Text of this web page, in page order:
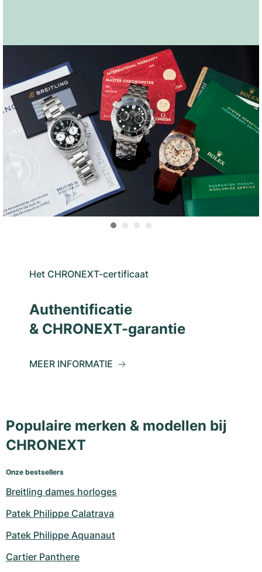
Het CHRONEXT-certificaat
Authentificatie
& CHRONEXT-garantie
MEER INFORMATIE
Populaire merken & modellen bij
CHRONEXT
Onze bestsellers
Breitling dames horloges
Patek Philippe Calatrava
Patek Philippe Aquanaut
Cartier Panthere